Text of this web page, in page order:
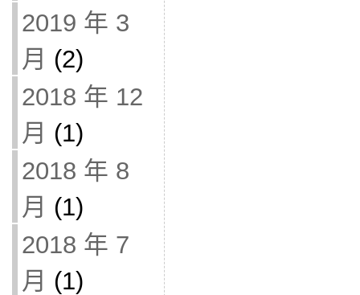
2019 年 3
月 (2)
2018 年 12
月 (1)
2018 年 8
月 (1)
2018 年 7
月 (1)